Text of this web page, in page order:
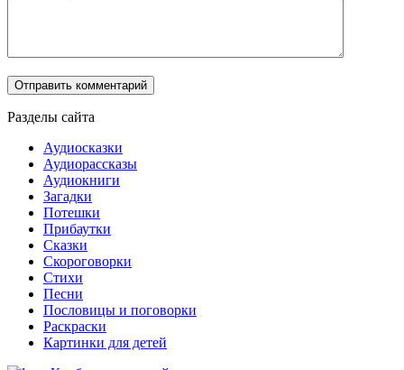
Разделы сайта
Аудиосказки
Аудиорассказы
Аудиокниги
Загадки
Потешки
Прибаутки
Сказки
Скороговорки
Стихи
Песни
Пословицы и поговорки
Раскраски
Картинки для детей